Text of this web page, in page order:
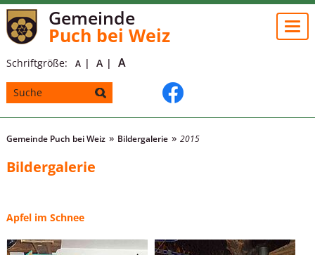
Gemeinde
Puch bei Weiz
Schriftgröße: A A A
Gemeinde Puch bei Weiz Bildergalerie 2015
Bildergalerie
Apfel im Schnee